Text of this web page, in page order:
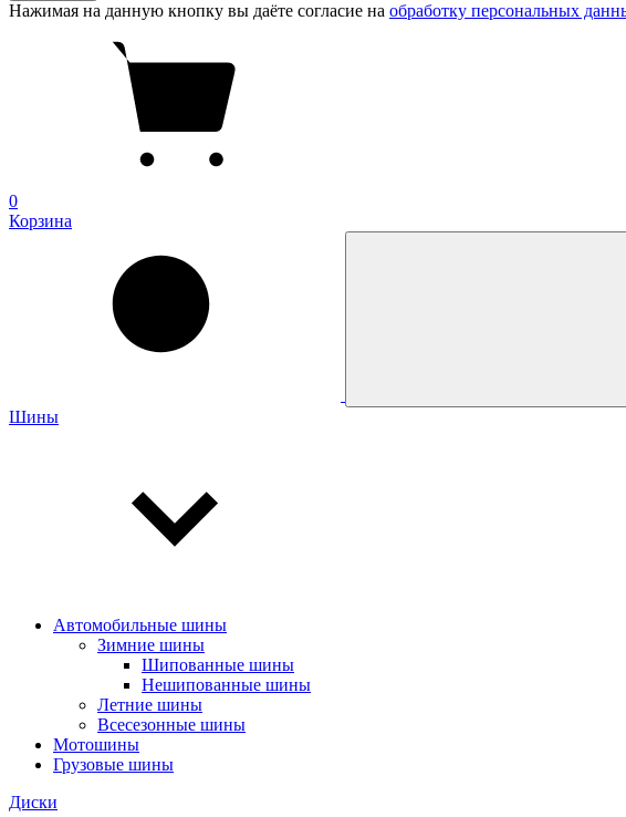
Нажимая на данную кнопку вы даёте согласие на обработку персональных
0
Корзина
Шины
Автомобильные шины
Зимние шины
Шипованные шины
Нешипованные шины
Летние шины
Всесезонные шины
Мотошины
Грузовые шины
Диски